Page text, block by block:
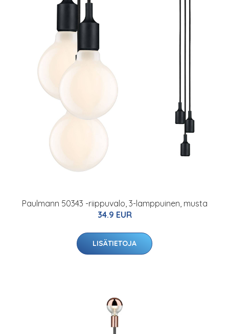
Paulmann 50343 -riippuvalo, 3-lamppuinen, musta
34.9 EUR
LISÄTIETOJA